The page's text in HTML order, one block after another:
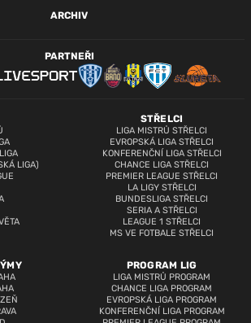
ARCHIV
LIGA)
STŘELCI
LIGA MISTRŮ STŘELCI
EVROPSKÁ LIGA STŘELCI
KONFERENČNÍ LIGA STŘELCI
CHANCE LIGA STŘELCI
PREMIER LEAGUE STŘELCI
LA LIGY STŘELCI
BUNDESLIGA STŘELCI
SERIA A STŘELCI
LEAGUE 1 STŘELCI
MS VE FOTBALE STŘELCI
PROGRAM LIG
LIGA MISTRŮ PROGRAM
CHANCE LIGA PROGRAM
EVROPSKÁ LIGA PROGRAM
KONFERENČNÍ LIGA PROGRAM
PARTNEŘI